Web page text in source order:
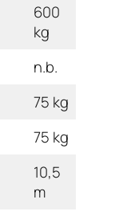
600
kg
n.b.
75 kg
75 kg
10,5
m